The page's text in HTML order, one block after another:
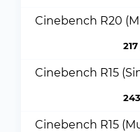
Cinebench R20
Cinebench R15
Cinebench R15